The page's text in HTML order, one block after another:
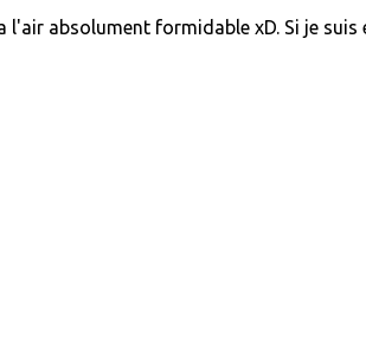
absolument formidable xD. Si je suis